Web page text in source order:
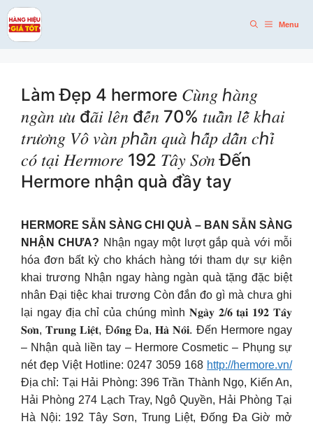
Skip
to
content
Menu
Làm Đẹp 4 hermore 𝐶𝑢̀𝑛𝑔 ℎ𝑎̀𝑛𝑔
𝑛𝑔𝑎̀𝑛 𝑢̛𝑢 đ𝑎̃𝑖 𝑙𝑒̂𝑛 đ𝑒̂́𝑛 70% 𝑡𝑢𝑎̂̀𝑛 𝑙𝑒̂̃ 𝑘ℎ𝑎𝑖
𝑡𝑟𝑢̛𝑜̛𝑛𝑔 𝑉𝑜̂ 𝑣𝑎̀𝑛 𝑝ℎ𝑎̂̀𝑛 𝑞𝑢𝑎̀ ℎ𝑎̂́𝑝 𝑑𝑎̂̃𝑛 𝑐ℎ𝑖̉
𝑐𝑜́ 𝑡𝑎̣𝑖 𝐻𝑒𝑟𝑚𝑜𝑟𝑒 192 𝑇𝑎̂𝑦 𝑆𝑜̛𝑛 Đến
Hermore nhận quà đầy tay
HERMORE SẴN SÀNG CHI QUÀ – BAN SẴN SÀNG
NHẬN CHƯA? Nhận ngay một lượt gắp quà với mỗi
hóa đơn bất kỳ cho khách hàng tới tham dự sự kiện
khai trương Nhận ngay hàng ngàn quà tặng đặc biệt
nhân Đại tiệc khai trương Còn đắn đo gì mà chưa ghi
lại ngay địa chỉ của chúng mình 𝐍𝐠𝐚̀𝐲 𝟐/𝟔 𝐭𝐚̣𝐢 𝟏𝟗𝟐 𝐓𝐚̂𝐲
𝐒𝐨̛𝐧, 𝐓𝐫𝐮𝐧𝐠 𝐋𝐢𝐞̣̂𝐭, Đ𝐨̂́𝐧𝐠 Đ𝐚, 𝐇𝐚̀ 𝐍𝐨̂𝐢. Đến Hermore ngay
– Nhận quà liền tay – Hermore Cosmetic – Phụng sự
nét đẹp Việt Hotline: 0247 3059 168 http://hermore.vn/
Địa chỉ: Tại Hải Phòng: 396 Trần Thành Ngọ, Kiến An,
Hải Phòng 274 Lạch Tray, Ngô Quyền, Hải Phòng Tại
Hà Nội: 192 Tây Sơn, Trung Liệt, Đống Đa Giờ mở